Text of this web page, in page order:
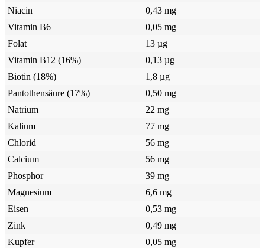
Niacin
0,43 mg
Vitamin B6
0,05 mg
Folat
13 µg
Vitamin B12 (16%)
0,13 µg
Biotin (18%)
1,8 µg
Pantothensäure (17%)
0,50 mg
Natrium
22 mg
Kalium
77 mg
Chlorid
56 mg
Calcium
56 mg
Phosphor
39 mg
Magnesium
6,6 mg
Eisen
0,53 mg
Zink
0,49 mg
Kupfer
0,05 mg